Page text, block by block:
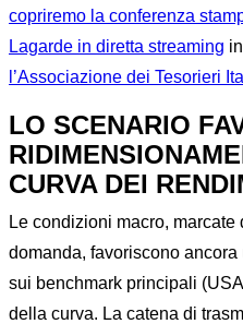
copriremo la conferenza
Lagarde in diretta streaming
l’Associazione dei Tesorieri
LO SCENARIO
CURVA DEI
Le condizioni macro,
domanda, favoriscono
sui benchmark principali
della curva. La catena di